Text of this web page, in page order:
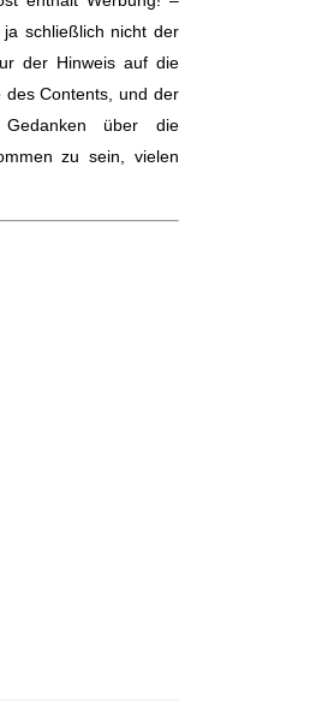
schließlich nicht der
der Hinweis auf die
des Contents, und der
über die
zu sein, vielen